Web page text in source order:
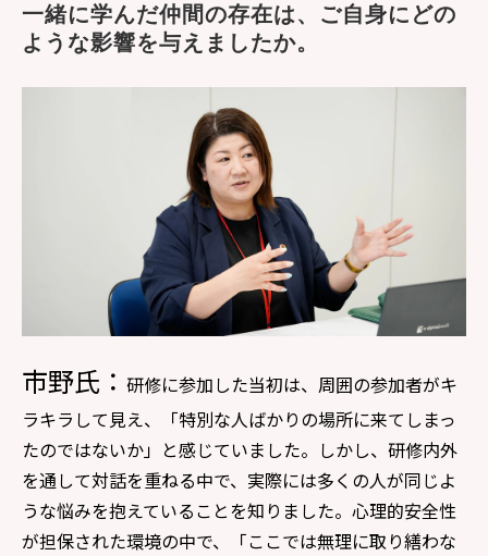
一緒に学んだ仲間の存在は、ご自身にどの
ような影響を与えましたか。
市野氏： 研修に参加した当初は、周囲の参加者がキ
ラキラして見え、「特別な人ばかりの場所に来てしまっ
たのではないか」と感じていました。しかし、研修内外
を通して対話を重ねる中で、実際には多くの人が同じよ
うな悩みを抱えていることを知りました。心理的安全性
が担保された環境の中で、「ここでは無理に取り繕わな